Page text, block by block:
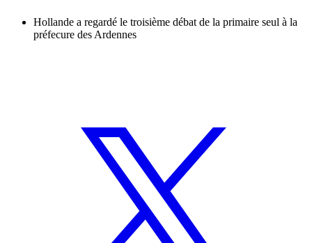
Hollande a regardé le troisième débat de la primaire seul à la
préfecure des Ardennes